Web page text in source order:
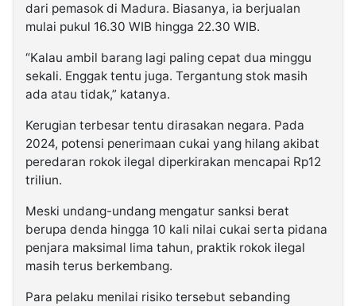
dari pemasok di Madura. Biasanya, ia berjualan
mulai pukul 16.30 WIB hingga 22.30 WIB.
“Kalau ambil barang lagi paling cepat dua minggu
sekali. Enggak tentu juga. Tergantung stok masih
ada atau tidak,” katanya.
Kerugian terbesar tentu dirasakan negara. Pada
2024, potensi penerimaan cukai yang hilang akibat
peredaran rokok ilegal diperkirakan mencapai Rp12
triliun.
Meski undang-undang mengatur sanksi berat
berupa denda hingga 10 kali nilai cukai serta pidana
penjara maksimal lima tahun, praktik rokok ilegal
masih terus berkembang.
Para pelaku menilai risiko tersebut sebanding